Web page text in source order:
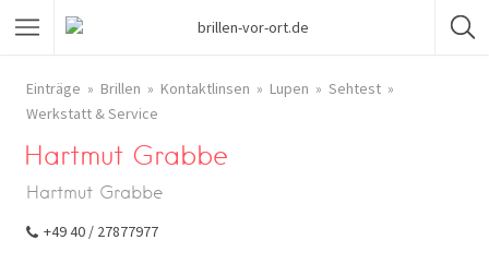
Einträge Brillen Kontaktlinsen Lupen
Sehtest
Werkstatt & Service
Hartmut Grabbe
Hartmut Grabbe
+49 40 / 27877977